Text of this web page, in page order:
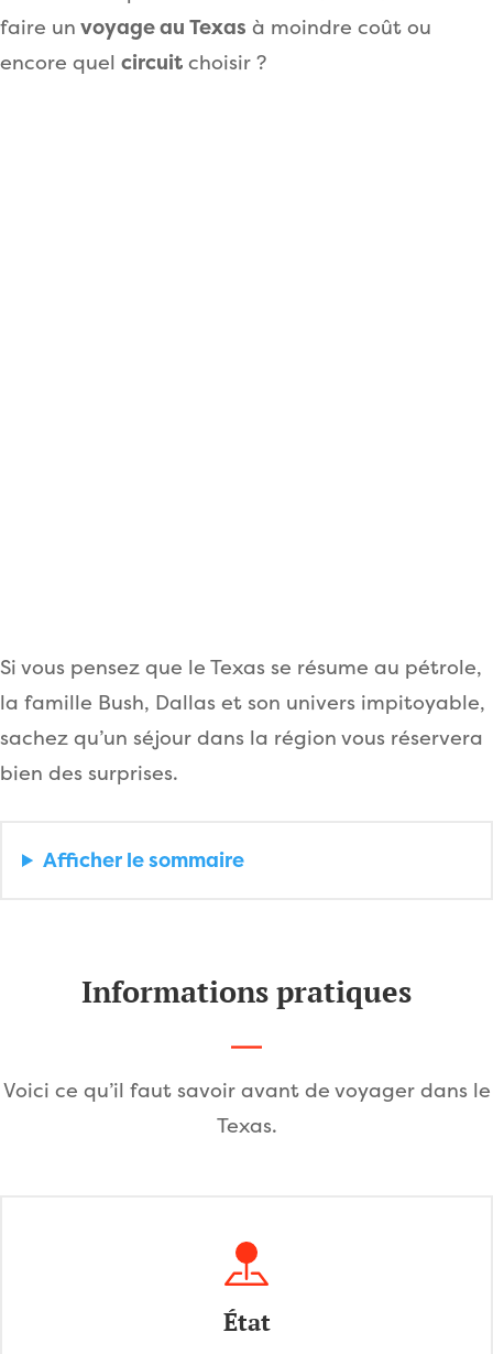
faire un voyage au Texas à moindre coût ou
encore quel circuit choisir ?
Si vous pensez que le Texas se résume au pétrole,
la famille Bush, Dallas et son univers impitoyable,
sachez qu’un séjour dans la région vous réservera
bien des surprises.
Afficher le sommaire
Informations pratiques
Voici ce qu’il faut savoir avant de voyager dans le
Texas.
État